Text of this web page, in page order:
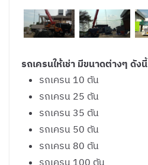
รถเครนให้เช่า มีขนาดต่างๆ ดังนี้
รถเครน 10 ตัน
รถเครน 25 ตัน
รถเครน 35 ตัน
รถเครน 50 ตัน
รถเครน 80 ตัน
รถเครน 100 ตัน